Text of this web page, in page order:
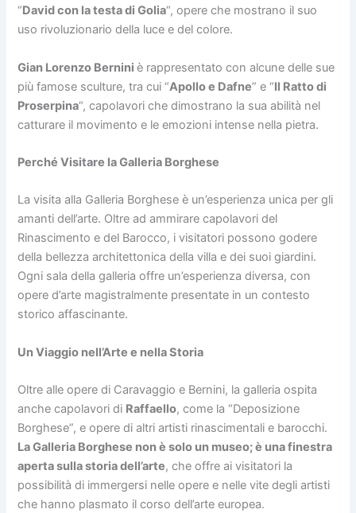
“David con la testa di Golia“, opere che mostrano il suo
uso rivoluzionario della luce e del colore.
Gian Lorenzo Berniniè rappresentato con alcune delle sue
più famose sculture, tra cui “Apollo e Dafne” e “Il Ratto di
Proserpina“, capolavori che dimostrano la sua abilità nel
catturare il movimento e le emozioni intense nella pietra.
Perché Visitare la Galleria Borghese
La visita alla Galleria Borghese è un’esperienza unica per gli
amanti dell’arte. Oltre ad ammirare capolavori del
Rinascimento e del Barocco, i visitatori possono godere
della bellezza architettonica della villa e dei suoi giardini.
Ogni sala della galleria offre un’esperienza diversa, con
opere d’arte magistralmente presentate in un contesto
storico affascinante.
Un Viaggio nell’Arte e nella Storia
Oltre alle opere di Caravaggio e Bernini, la galleria ospita
anche capolavori di Raffaello, come la “Deposizione
Borghese”, e opere di altri artisti rinascimentali e barocchi.
La Galleria Borghese non è solo un museo; è una finestra
aperta sulla storia dell’arte, che offre ai visitatori la
possibilità di immergersi nelle opere e nelle vite degli artisti
che hanno plasmato il corso dell’arte europea.